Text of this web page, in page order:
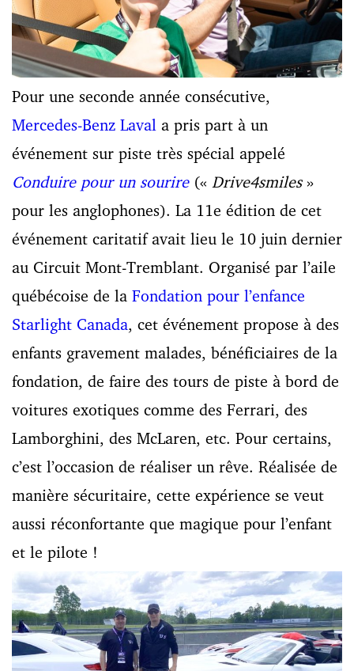
Pour une seconde année consécutive,
Mercedes-Benz Laval a pris part à un
événement sur piste très spécial appelé
Conduire pour un sourire(« Drive4smiles»
pour les anglophones). La 11e édition de cet
événement caritatif avait lieu le 10 juin dernier
au Circuit Mont-Tremblant. Organisé par l’aile
québécoise de la Fondation pour l’enfance
Starlight Canada, cet événement propose à des
enfants gravement malades, bénéficiaires de la
fondation, de faire des tours de piste à bord de
voitures exotiques comme des Ferrari, des
Lamborghini, des McLaren, etc. Pour certains,
c’est l’occasion de réaliser un rêve. Réalisée de
manière sécuritaire, cette expérience se veut
aussi réconfortante que magique pour l’enfant
et le pilote !